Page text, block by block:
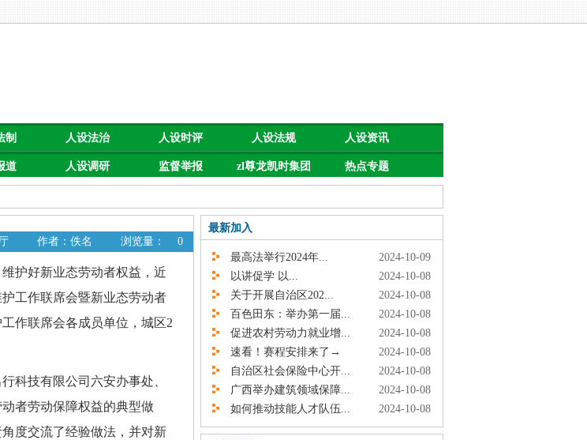
制 人设法治 人设时评 人设法规 人设资讯
道 人设调研 监督举报 zl尊龙凯时集团 热点专题
作者：佚名 浏览量： 0
护好新业态劳动者权益，近
工作联席会暨新业态劳动者
作联席会各成员单位，城区2
技有限公司六安办事处、
者劳动保障权益的典型做
度交流了经验做法，并对新
最新加入
最高法举行2024年...
2024-10-09
以讲促学 以...
2024-10-08
关于开展自治区202...
2024-10-08
百色田东：举办第一届...
2024-10-08
促进农村劳动力就业增...
2024-10-08
速看！赛程安排来了→
2024-10-08
自治区社会保险中心开...
2024-10-08
广西举办建筑领域保障...
2024-10-08
如何推动技能人才队伍...
2024-10-08